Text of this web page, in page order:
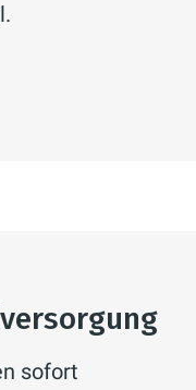
sofort